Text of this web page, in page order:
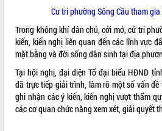
Lễ truy tặng danh hiệu “Bà Mẹ Việt
Nam Anh hùng” và trao Huân chương
Lao động
UBND tỉnh Đắk Lắk triển khai nhiệm
vụ 6 tháng cuối năm 2026
Kỳ họp thứ Hai, Hội đồng nhân dân
tỉnh khóa XI quyết nghị nhiều nội dung
quan trọng
Bí thư Tỉnh ủy Lương Nguyễn Minh
ALBUM ẢNH
Cư tri phường Sông Cầu tham
Trong không khí dân chủ, cởi mở, cử tri
kiến, kiến nghị liên quan đến các lĩnh vực
mặt bằng và đời sống dân sinh tại địa
Tại hội nghị, đại diện Tổ đại biểu HĐND
đã trực tiếp giải trình, làm rõ một số vấn
ghi nhận các ý kiến, kiến nghị vượt thẩm
các cơ quan chức năng xem xét, giải quyết